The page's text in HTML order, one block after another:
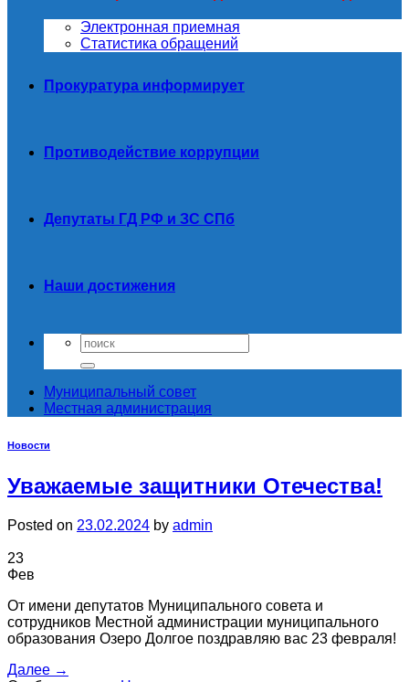
Электронная приемная
Статистика обращений
Прокуратура информирует
Противодействие коррупции
Депутаты ГД РФ и ЗС СПб
Наши достижения
Муниципальный совет
Местная администрация
Новости
Уважаемые защитники Отечества!
Posted on 23.02.2024 by admin
23
Фев
От имени депутатов Муниципального совета и
сотрудников Местной администрации муниципального
образования Озеро Долгое поздравляю вас 23 февраля!
Далее →